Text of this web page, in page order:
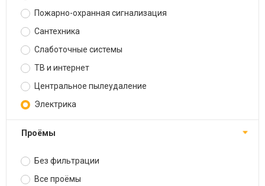
Пожарно-охранная сигнализация
Сантехника
Слаботочные системы
ТВ и интернет
Центральное пылеудаление
Электрика
Проёмы
Без фильтрации
Все проёмы